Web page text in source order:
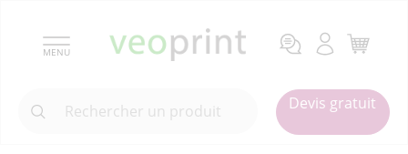
MENU
Devis gratuit